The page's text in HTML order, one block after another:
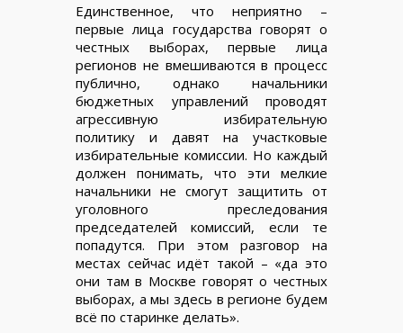
Единственное, что неприятно –
первые лица государства говорят о
честных выборах, первые лица
регионов не вмешиваются в процесс
публично, однако начальники
бюджетных управлений проводят
агрессивную избирательную
политику и давят на участковые
избирательные комиссии. Но каждый
должен понимать, что эти мелкие
начальники не смогут защитить от
уголовного преследования
председателей комиссий, если те
попадутся. При этом разговор на
местах сейчас идёт такой – «да это
они там в Москве говорят о честных
выборах, а мы здесь в регионе будем
всё по старинке делать».